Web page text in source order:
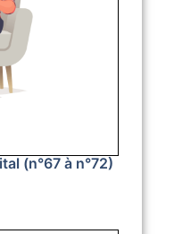
(n°67 à n°72)